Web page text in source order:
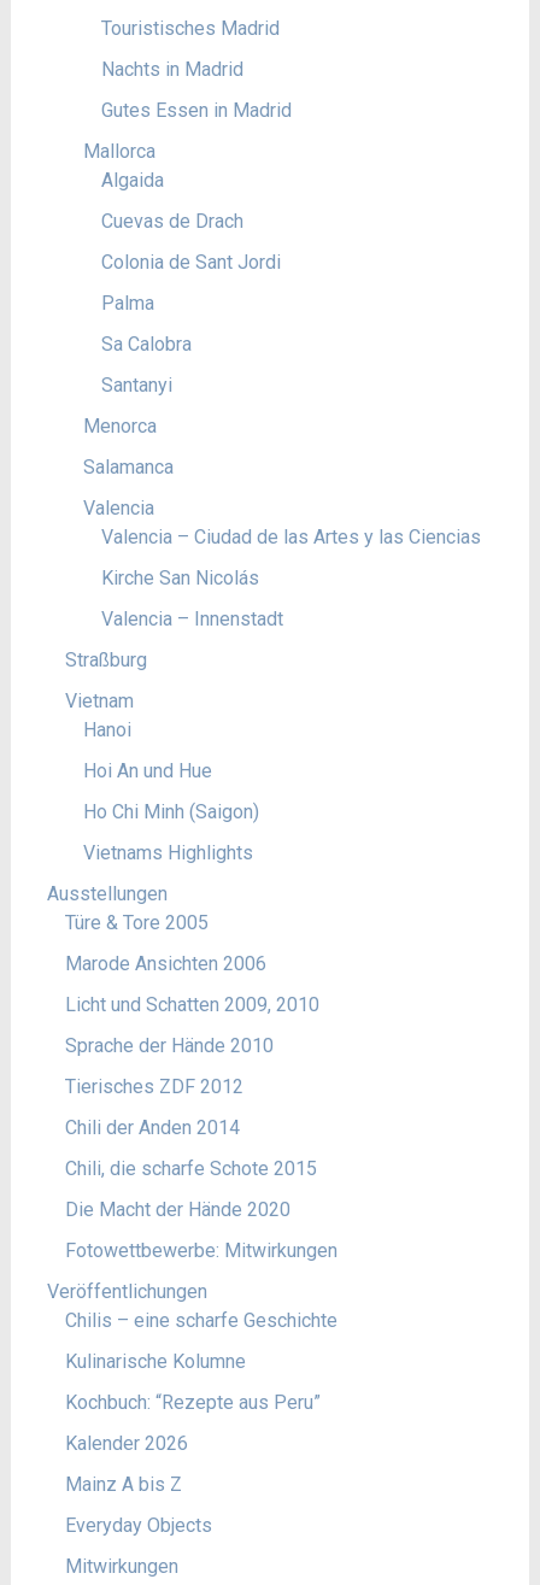
Touristisches Madrid
Nachts in Madrid
Gutes Essen in Madrid
Mallorca
Algaida
Cuevas de Drach
Colonia de Sant Jordi
Palma
Sa Calobra
Santanyi
Menorca
Salamanca
Valencia
Valencia – Ciudad de las Artes y las Ciencias
Kirche San Nicolás
Valencia – Innenstadt
Straßburg
Vietnam
Hanoi
Hoi An und Hue
Ho Chi Minh (Saigon)
Vietnams Highlights
Ausstellungen
Türe & Tore 2005
Marode Ansichten 2006
Licht und Schatten 2009, 2010
Sprache der Hände 2010
Tierisches ZDF 2012
Chili der Anden 2014
Chili, die scharfe Schote 2015
Die Macht der Hände 2020
Fotowettbewerbe: Mitwirkungen
Veröffentlichungen
Chilis – eine scharfe Geschichte
Kulinarische Kolumne
Kochbuch: “Rezepte aus Peru”
Kalender 2026
Mainz A bis Z
Everyday Objects
Mitwirkungen